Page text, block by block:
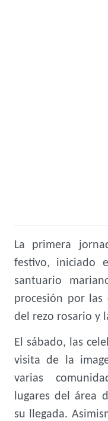
La primera
festivo, iniciado
santuario
procesión por las
del rezo rosario y
El sábado, las
visita de la
varias
lugares del área
su llegada.